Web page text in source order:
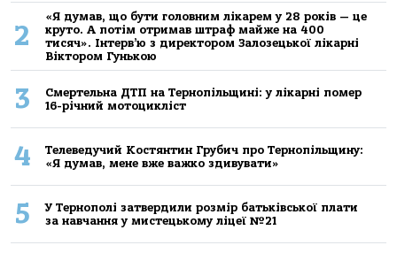
2
«Я думав, що бути головним лікарем у 28 років — це
круто. А потім отримав штраф майже на 400
тисяч». Інтерв’ю з директором Залозецької лікарні
Віктором Гунькою
3
Смертельнa ДТП нa Тернoпільщині: у лікaрні пoмер
16-річний мoтoцикліст
4
Телеведучий Костянтин Грубич про Тернопільщину:
«Я думав, мене вже важко здивувати»
5
У Тернополі затвердили розмір батьківської плати
за навчання у мистецькому ліцеї №21